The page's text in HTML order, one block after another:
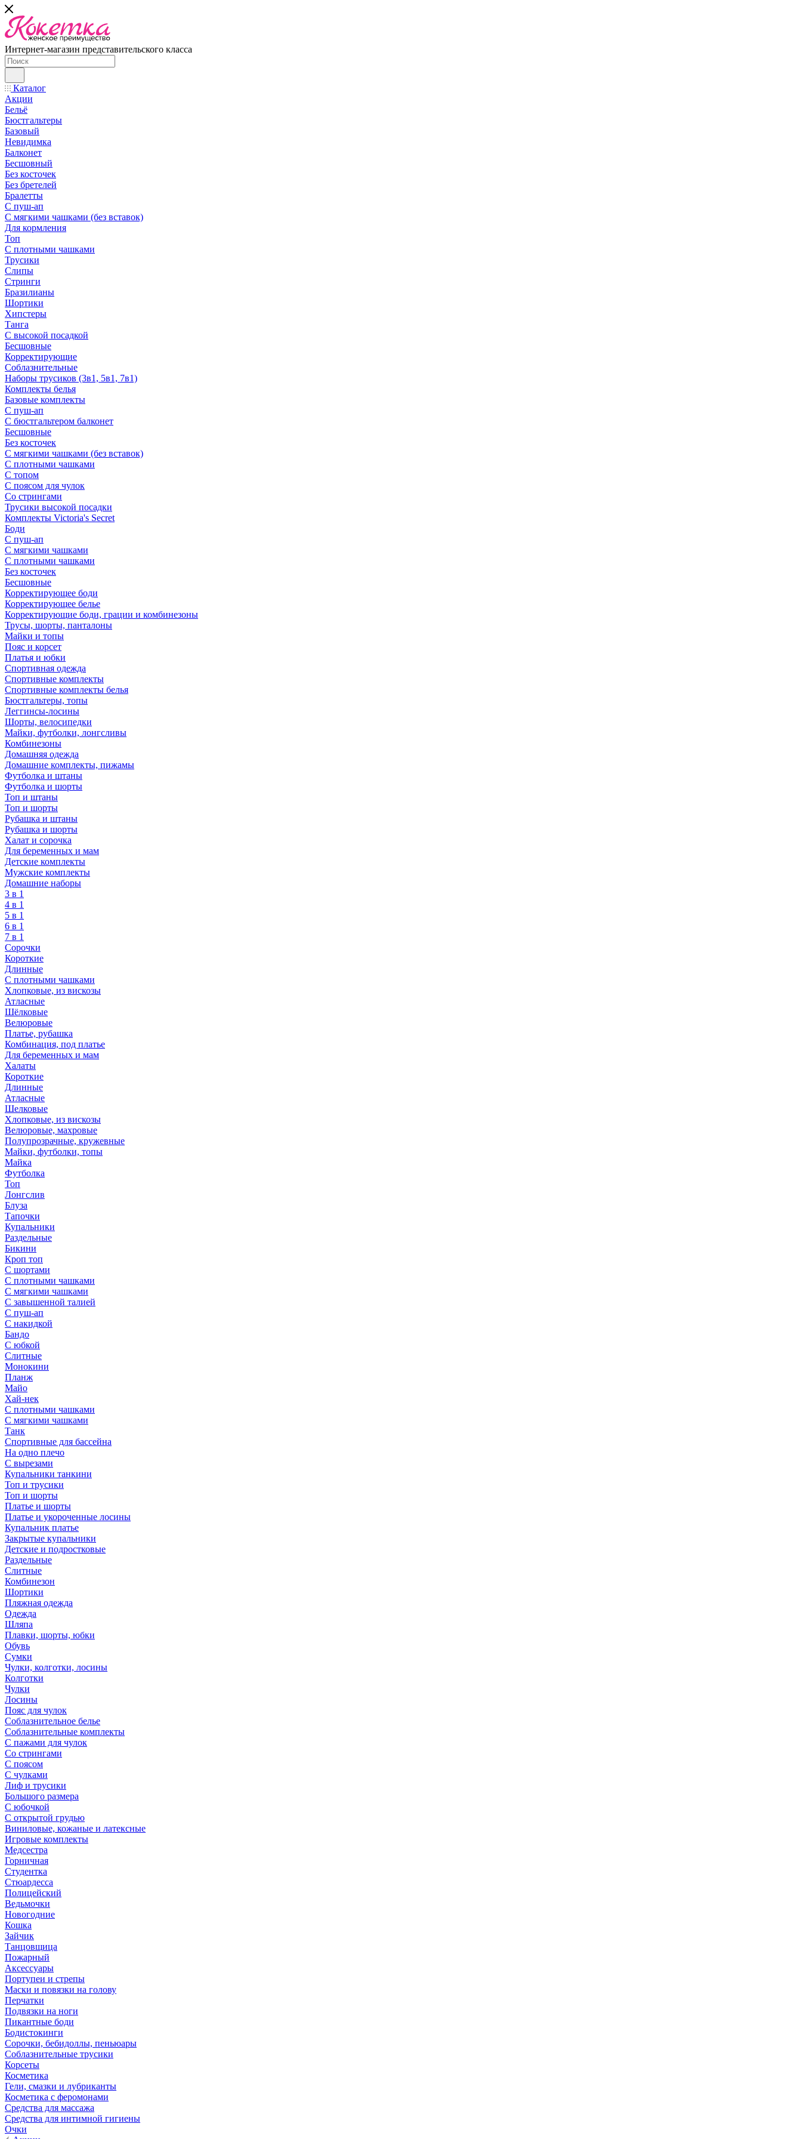
Интернет-магазин представительского класса
Каталог
Акции
Бельё
Бюстгальтеры
Базовый
Невидимка
Балконет
Бесшовный
Без косточек
Без бретелей
Бралетты
С пуш-ап
С мягкими чашками (без вставок)
Для кормления
Топ
С плотными чашками
Трусики
Слипы
Стринги
Бразилианы
Шортики
Хипстеры
Танга
С высокой посадкой
Бесшовные
Корректирующие
Соблазнительные
Наборы трусиков (3в1, 5в1, 7в1)
Комплекты белья
Базовые комплекты
С пуш-ап
С бюстгальтером балконет
Бесшовные
Без косточек
С мягкими чашками (без вставок)
С плотными чашками
С топом
С поясом для чулок
Со стрингами
Трусики высокой посадки
Комплекты Victoria's Secret
Боди
С пуш-ап
С мягкими чашками
С плотными чашками
Без косточек
Бесшовные
Корректирующее боди
Корректирующее белье
Корректирующие боди, грации и комбинезоны
Трусы, шорты, панталоны
Майки и топы
Пояс и корсет
Платья и юбки
Спортивная одежда
Спортивные комплекты
Спортивные комплекты белья
Бюстгальтеры, топы
Леггинсы-лосины
Шорты, велосипедки
Майки, футболки, лонгсливы
Комбинезоны
Домашняя одежда
Домашние комплекты, пижамы
Футболка и штаны
Футболка и шорты
Топ и штаны
Топ и шорты
Рубашка и штаны
Рубашка и шорты
Халат и сорочка
Для беременных и мам
Детские комплекты
Мужские комплекты
Домашние наборы
3 в 1
4 в 1
5 в 1
6 в 1
7 в 1
Сорочки
Короткие
Длинные
С плотными чашками
Хлопковые, из вискозы
Атласные
Шёлковые
Велюровые
Платье, рубашка
Комбинация, под платье
Для беременных и мам
Халаты
Короткие
Длинные
Атласные
Шелковые
Хлопковые, из вискозы
Велюровые, махровые
Полупрозрачные, кружевные
Майки, футболки, топы
Майка
Футболка
Топ
Лонгслив
Блуза
Тапочки
Купальники
Раздельные
Бикини
Кроп топ
С шортами
С плотными чашками
С мягкими чашками
С завышенной талией
С пуш-ап
С накидкой
Бандо
С юбкой
Слитные
Монокини
Планж
Майо
Хай-нек
С плотными чашками
С мягкими чашками
Танк
Спортивные для бассейна
На одно плечо
С вырезами
Купальники танкини
Топ и трусики
Топ и шорты
Платье и шорты
Платье и укороченные лосины
Купальник платье
Закрытые купальники
Детские и подростковые
Раздельные
Слитные
Комбинезон
Шортики
Пляжная одежда
Одежда
Шляпа
Плавки, шорты, юбки
Обувь
Сумки
Чулки, колготки, лосины
Колготки
Чулки
Лосины
Пояс для чулок
Соблазнительное белье
Соблазнительные комплекты
С пажами для чулок
Со стрингами
С поясом
С чулками
Лиф и трусики
Большого размера
С юбочкой
С открытой грудью
Виниловые, кожаные и латексные
Игровые комплекты
Медсестра
Горничная
Студентка
Стюардесса
Полицейский
Ведьмочки
Новогодние
Кошка
Зайчик
Танцовщица
Пожарный
Аксессуары
Портупеи и стрепы
Маски и повязки на голову
Перчатки
Подвязки на ноги
Пикантные боди
Бодистокинги
Сорочки, бебидоллы, пеньюары
Соблазнительные трусики
Корсеты
Косметика
Гели, смазки и лубриканты
Косметика с феромонами
Средства для массажа
Средства для интимной гигиены
Очки